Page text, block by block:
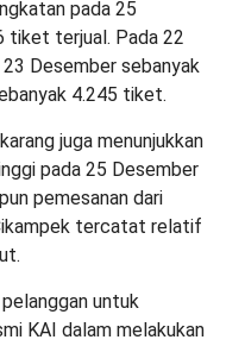
pada 25
tiket terjual. Pada 22
Desember sebanyak
4.245 tiket.
juga menunjukkan
pada 25 Desember
pemesanan dari
tercatat relatif
untuk
KAI dalam melakukan